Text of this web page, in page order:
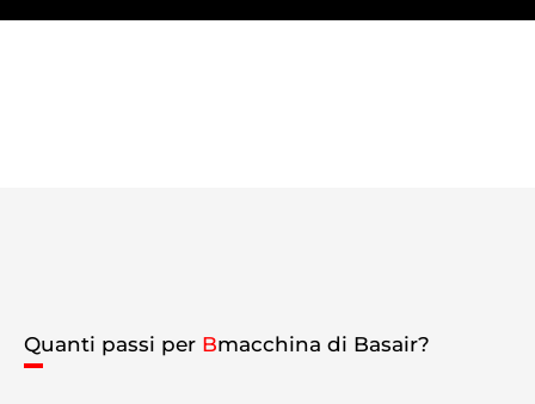
Quanti passi per Bmacchina di Basair?